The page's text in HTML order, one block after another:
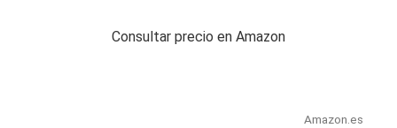
Consultar precio en Amazon
Amazon.es